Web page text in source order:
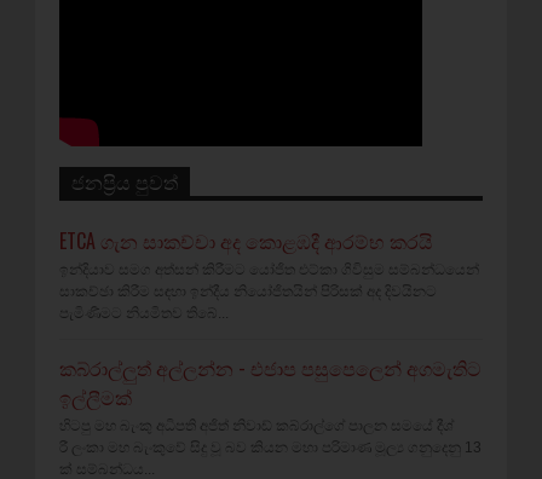
ජනප්‍රිය පුවත්
ETCA ගැන සාකච්චා අද කොළඹදී ආරම්භ කරයි
ඉන්දියාව සමග අත්සන් කිරීමට යෝජිත එට්කා ගිවිසුම සම්බන්ධයෙන්
සාකච්ඡා කිරීම සඳහා ඉන්දීය නියෝජිතයින් පිරිසක් අද දිවයිනට
පැමිණීමට නියමිතව තිබේ...
කබ්රාල්ලුත් අල්ලන්න - එජාප පසුපෙලෙන් අගමැතිට
ඉල්ලීමක්
හිටපු මහ බැංකු අධිපති අජිත් නිවාඩ් කබ්රාල්ගේ පාලන සමයේ දීශ්‍
රී ලංකා මහ බැංකුවේ සිදු වූ බව කියන මහා පරිමාණ මූල්‍ය ගනුදෙනු 13
ක් සම්බන්ධය...